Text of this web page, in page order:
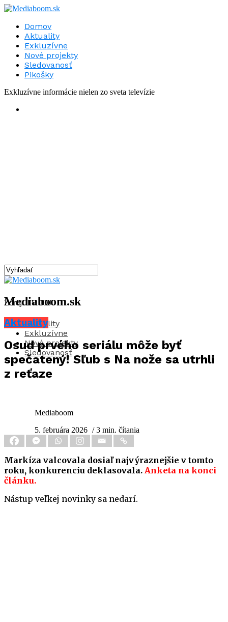
Domov
Aktuality
Exkluzívne
Nové projekty
Sledovanosť
Pikošky
Exkluzívne informácie nielen zo sveta televízie
Mediaboom.sk
Aktuality
Exkluzívne
Nové projekty
Sledovanosť
Zdroj: TV JOJ
Aktuality
Osud prvého seriálu môže byť
spečatený! Sľub s Na nože sa utrhli
z reťaze
Mediaboom
5. februára 2026 / 3 min. čítania
Markíza valcovala dosiaľ najvýraznejšie v tomto
roku, konkurenciu deklasovala. Anketa na konci
článku.
Nástup veľkej novinky sa nedarí.